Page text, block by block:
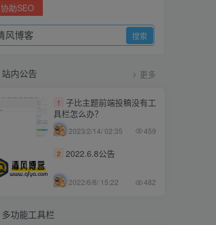
协助SEO
站内公告 更多
1
子比主题前端投稿没有工
具栏怎么办？
2023/2/14/ 02:35 459
2 2022.6.8公告
2022/6/8/ 15:22 482
多功能工具栏